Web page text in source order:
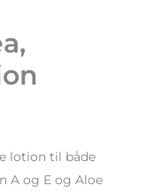
lotion til både
A og E og Aloe